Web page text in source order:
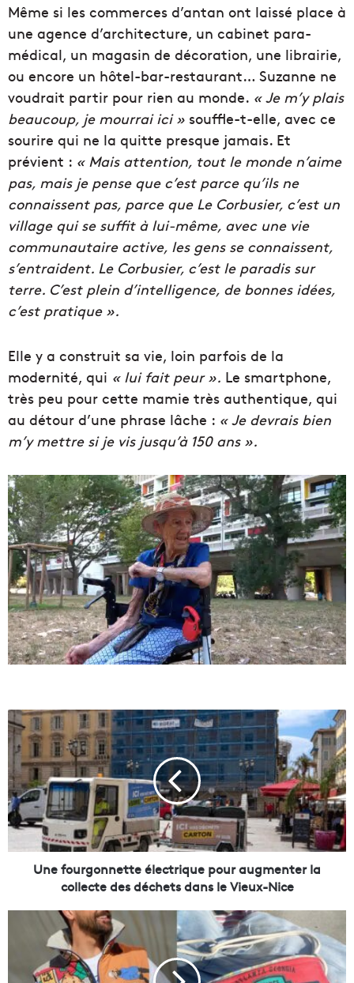
Même si les commerces d’antan ont laissé place à
une agence d’architecture, un cabinet para-
médical, un magasin de décoration, une librairie,
ou encore un hôtel-bar-restaurant… Suzanne ne
voudrait partir pour rien au monde. « Je m’y plais
beaucoup, je mourrai ici » souffle-t-elle, avec ce
sourire qui ne la quitte presque jamais. Et
prévient : « Mais attention, tout le monde n’aime
pas, mais je pense que c’est parce qu’ils ne
connaissent pas, parce que Le Corbusier, c’est un
village qui se suffit à lui-même, avec une vie
communautaire active, les gens se connaissent,
s’entraident. Le Corbusier, c’est le paradis sur
terre. C’est plein d’intelligence, de bonnes idées,
c’est pratique ».
Elle y a construit sa vie, loin parfois de la
modernité, qui « lui fait peur ». Le smartphone,
très peu pour cette mamie très authentique, qui
au détour d’une phrase lâche : « Je devrais bien
m’y mettre si je vis jusqu’à 150 ans ».
U
n
e
f
o
u
r
g
o
Une fourgonnette électrique pour augmenter la
collecte des déchets dans le Vieux-Nice